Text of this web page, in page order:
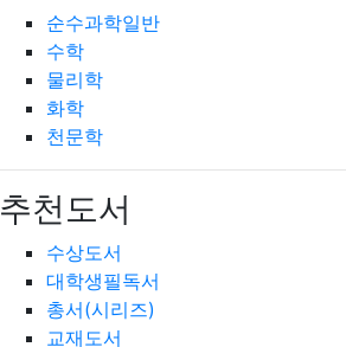
순수과학일반
수학
물리학
화학
천문학
추천도서
수상도서
대학생필독서
총서(시리즈)
교재도서